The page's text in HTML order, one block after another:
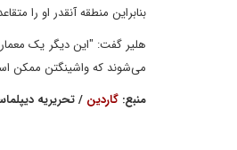
بنابراین منطقه آنقدر او را
هلیر گفت: "این دیگر یک
می‌شوند که واشینگتن ممکن
منبع: گاردین / تحریریه